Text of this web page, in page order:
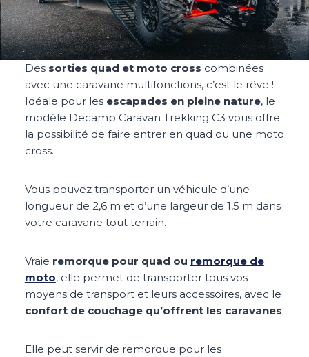
Des sorties quad et moto cross combinées
avec une caravane multifonctions, c’est le rêve !
Idéale pour les escapades en pleine nature, le
modèle Decamp Caravan Trekking C3 vous offre
la possibilité de faire entrer en quad ou une moto
cross.
Vous pouvez transporter un véhicule d’une
longueur de 2,6 m et d’une largeur de 1,5 m dans
votre caravane tout terrain.
Vraie remorque pour quad ou remorque de
moto, elle permet de transporter tous vos
moyens de transport et leurs accessoires, avec le
confort de couchage qu’offrent les caravanes.
Elle peut servir de remorque pour les